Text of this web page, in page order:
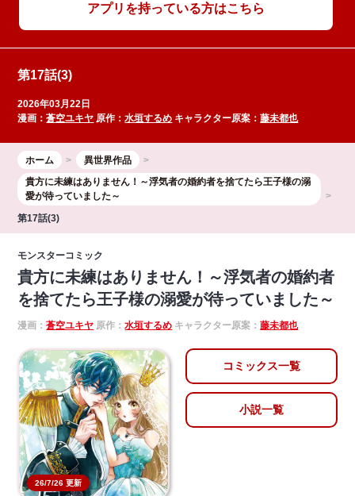
アプリを持っている方はこちら
第17話(3)
2026年03月22日
漫画：蒼空ユキヤ 原作：水垣するめ キャラクター原案：藤未都也
ホーム
異世界作品
貴方に未練はありません！～浮気者の婚約者を捨てたら王子様の溺
愛が待っていました～
第17話(3)
モンスターコミック
貴方に未練はありません！～浮気者の婚約者
を捨てたら王子様の溺愛が待っていました～
漫画：蒼空ユキヤ 原作：水垣するめ キャラクター原案：藤未都也
26/7/26 更新
コミックス一覧
小説一覧